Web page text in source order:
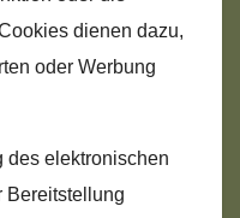
dienen dazu,
oder Werbung
des elektronischen
Bereitstellung